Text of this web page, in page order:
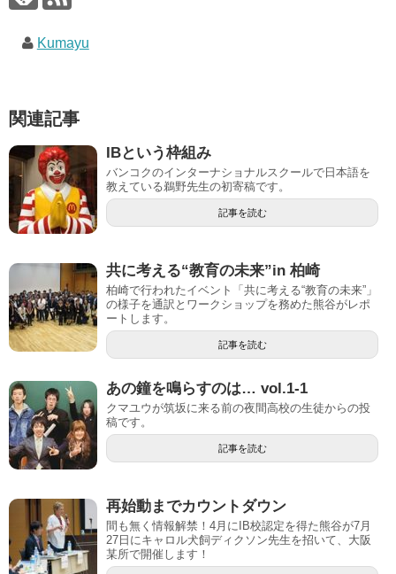
Kumayu
関連記事
IBという枠組み
バンコクのインターナショナルスクールで日本語を
教えている鵜野先生の初寄稿です。
記事を読む
共に考える“教育の未来”in 柏崎
柏崎で行われたイベント「共に考える“教育の未来”」
の様子を通訳とワークショップを務めた熊谷がレポ
ートします。
記事を読む
あの鐘を鳴らすのは… vol.1-1
クマユウが筑坂に来る前の夜間高校の生徒からの投
稿です。
記事を読む
再始動までカウントダウン
間も無く情報解禁！4月にIB校認定を得た熊谷が7月
27日にキャロル犬飼ディクソン先生を招いて、大阪
某所で開催します！